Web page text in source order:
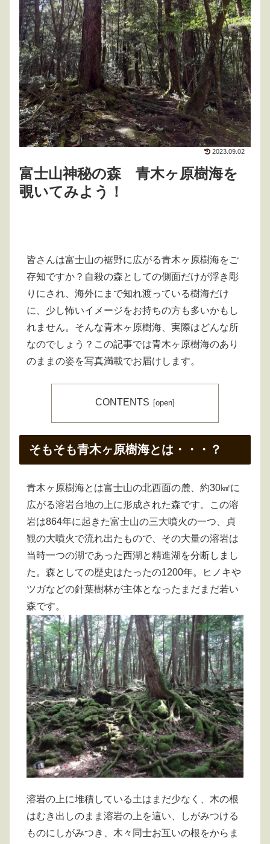
2023.09.02
富士山神秘の森 青木ヶ原樹海を
覗いてみよう！
皆さんは富士山の裾野に広がる青木ヶ原樹海をご
存知ですか？自殺の森としての側面だけが浮き彫
りにされ、海外にまで知れ渡っている樹海だけ
に、少し怖いイメージをお持ちの方も多いかもし
れません。そんな青木ヶ原樹海、実際はどんな所
なのでしょう？この記事では青木ヶ原樹海のあり
のままの姿を写真満載でお届けします。
CONTENTS
そもそも青木ヶ原樹海とは・・・？
青木ヶ原樹海とは富士山の北西面の麓、約30㎢に
広がる溶岩台地の上に形成された森です。この溶
岩は864年に起きた富士山の三大噴火の一つ、貞
観の大噴火で流れ出たもので、その大量の溶岩は
当時一つの湖であった西湖と精進湖を分断しまし
た。森としての歴史はたったの1200年。ヒノキや
ツガなどの針葉樹林が主体となったまだまだ若い
森です。
溶岩の上に堆積している土はまだ少なく、木の根
はむき出しのまま溶岩の上を這い、しがみつける
ものにしがみつき、木々同士お互いの根をからま